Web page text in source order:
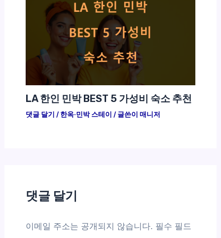
LA 한인 민박 BEST 5 가성비 숙소 추천
댓글 달기 / 한옥·민박 스테이 / 글쓴이 매니저
댓글 달기
이메일 주소는 공개되지 않습니다. 필수 필드